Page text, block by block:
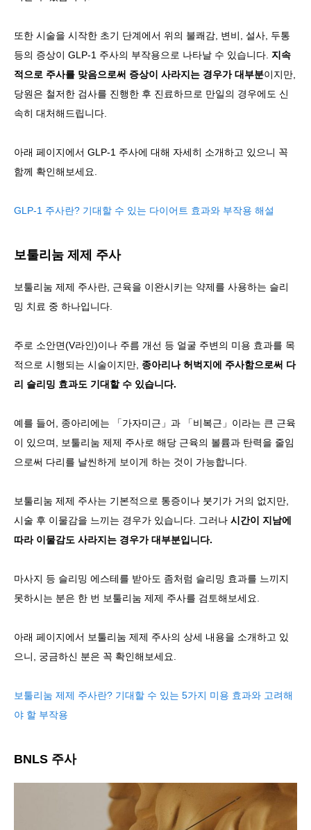
또한 시술을 시작한 초기 단계에서 위의 불쾌감, 변비, 설사, 두통
등의 증상이 GLP-1 주사의 부작용으로 나타날 수 있습니다. 지속
적으로 주사를 맞음으로써 증상이 사라지는 경우가 대부분이지만,
당원은 철저한 검사를 진행한 후 진료하므로 만일의 경우에도 신
속히 대처해드립니다.
아래 페이지에서 GLP-1 주사에 대해 자세히 소개하고 있으니 꼭
함께 확인해보세요.
GLP-1 주사란? 기대할 수 있는 다이어트 효과와 부작용 해설
보툴리눔 제제 주사
보툴리눔 제제 주사란, 근육을 이완시키는 약제를 사용하는 슬리
밍 치료 중 하나입니다.
주로 소안면(V라인)이나 주름 개선 등 얼굴 주변의 미용 효과를 목
적으로 시행되는 시술이지만, 종아리나 허벅지에 주사함으로써 다
리 슬리밍 효과도 기대할 수 있습니다.
예를 들어, 종아리에는 「가자미근」과 「비복근」이라는 큰 근육
이 있으며, 보툴리눔 제제 주사로 해당 근육의 볼륨과 탄력을 줄임
으로써 다리를 날씬하게 보이게 하는 것이 가능합니다.
보툴리눔 제제 주사는 기본적으로 통증이나 붓기가 거의 없지만,
시술 후 이물감을 느끼는 경우가 있습니다. 그러나 시간이 지남에
따라 이물감도 사라지는 경우가 대부분입니다.
마사지 등 슬리밍 에스테를 받아도 좀처럼 슬리밍 효과를 느끼지
못하시는 분은 한 번 보툴리눔 제제 주사를 검토해보세요.
아래 페이지에서 보툴리눔 제제 주사의 상세 내용을 소개하고 있
으니, 궁금하신 분은 꼭 확인해보세요.
보툴리눔 제제 주사란? 기대할 수 있는 5가지 미용 효과와 고려해
야 할 부작용
BNLS 주사